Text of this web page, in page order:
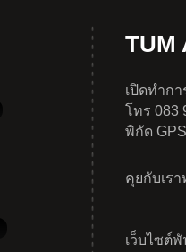
TUM
เปิดทำก
โทร 083
พิกัด
คุยกับเร
เว็บไซต์